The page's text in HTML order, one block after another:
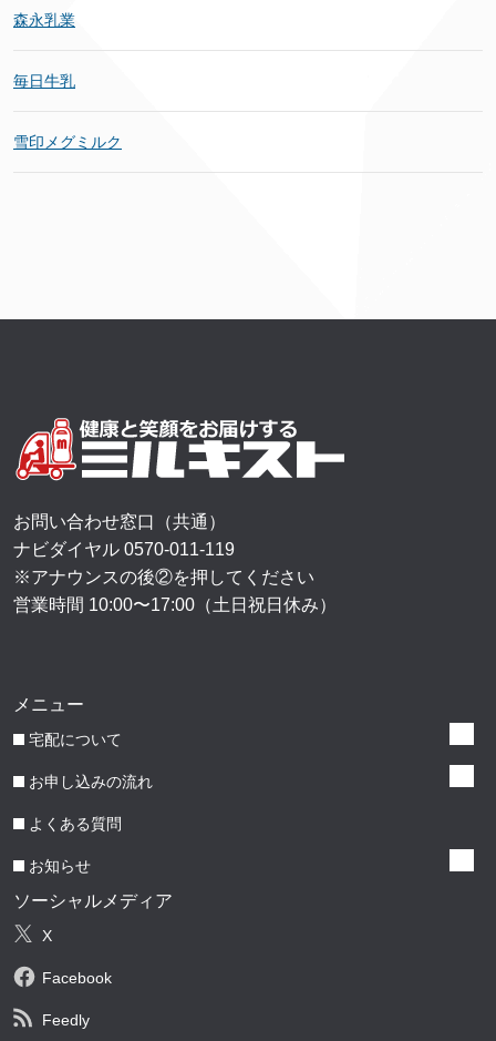
森永乳業
毎日牛乳
雪印メグミルク
お問い合わせ窓口（共通）
ナビダイヤル 0570-011-119
※アナウンスの後②を押してください
営業時間 10:00〜17:00（土日祝日休み）
メニュー
宅配について
お申し込みの流れ
よくある質問
お知らせ
ソーシャルメディア
X
Facebook
Feedly